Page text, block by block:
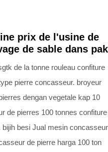
prix de l'usine de
de sable dans pak
de la tonne rouleau confiture
pierre concasseur. broyeur
dengan vegetale kap 10
de pierres 100 tonnes confiture
besi Jual mesin concasseur
de pierre harga 100 ton